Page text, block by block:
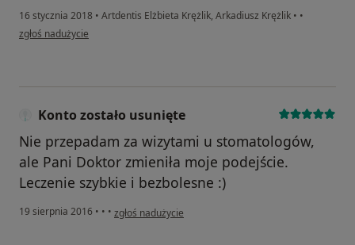
16 stycznia 2018 • Artdentis Elżbieta Krężlik, Arkadiusz Krężlik • •
w opinii użytkownika Konto zostało usunięte
zgłoś nadużycie
Konto zostało usunięte
Nie przepadam za wizytami u stomatologów,
ale Pani Doktor zmieniła moje podejście.
Leczenie szybkie i bezbolesne :)
19 sierpnia 2016 • • • w opinii użytkownika Konto zostało usunięte
zgłoś nadużycie